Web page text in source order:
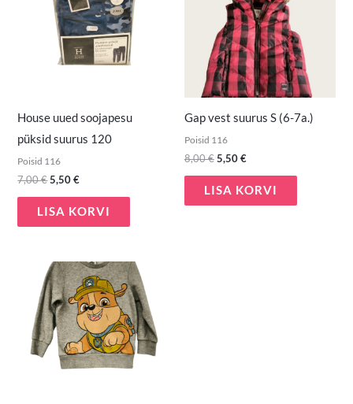
House uued soojapesu
püksid suurus 120
Poisid 116
7,00€5,50€
LISA KORVI
Gap vest suurus S (6-7a.)
Poisid 116
8,00€5,50€
LISA KORVI